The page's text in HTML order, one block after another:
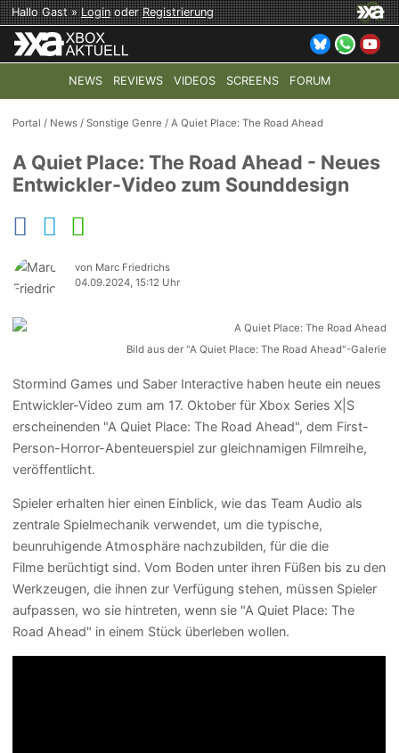
Hallo Gast »LoginoderRegistrierung
NEWS REVIEWS VIDEOS SCREENS FORUM
TOP-THEMEN: COD: MODERN WARFARE 4 HALO:
Portal / News /Sonstige Genre /A Quiet Place: The Road Ahead
A Quiet Place: The Road Ahead - Neues
Entwickler-Video zum Sounddesign
von Marc Friedrichs
04.09.2024, 15:12 Uhr
Bild aus der "A Quiet Place: The Road Ahead"-Galerie
Stormind Games und Saber Interactive haben heute ein neues
Entwickler-Video zum am 17. Oktober für Xbox Series X|S
erscheinenden "A Quiet Place: The Road Ahead", dem First-
Person-Horror-Abenteuerspiel zur gleichnamigen Filmreihe,
veröffentlicht.
Spieler erhalten hier einen Einblick, wie das Team Audio als
zentrale Spielmechanik verwendet, um die typische,
beunruhigende Atmosphäre nachzubilden, für die die
Filme berüchtigt sind. Vom Boden unter ihren Füßen bis zu den
Werkzeugen, die ihnen zur Verfügung stehen, müssen Spieler
aufpassen, wo sie hintreten, wenn sie "A Quiet Place: The
Road Ahead" in einem Stück überleben wollen.